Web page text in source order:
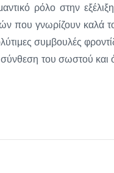
ρόλο στην
που γνωρίζουν καλά
συμβουλές
του σωστού